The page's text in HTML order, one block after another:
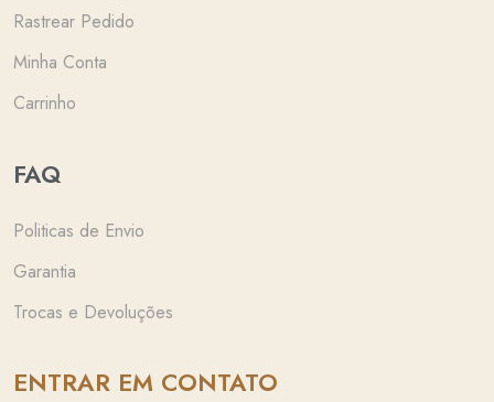
Rastrear Pedido
Minha Conta
Carrinho
FAQ
Politicas de Envio
Garantia
Trocas e Devoluções
ENTRAR EM CONTATO